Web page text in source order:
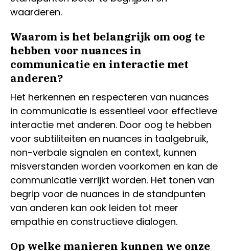
waarderen.
Waarom is het belangrijk om oog te
hebben voor nuances in
communicatie en interactie met
anderen?
Het herkennen en respecteren van nuances
in communicatie is essentieel voor effectieve
interactie met anderen. Door oog te hebben
voor subtiliteiten en nuances in taalgebruik,
non-verbale signalen en context, kunnen
misverstanden worden voorkomen en kan de
communicatie verrijkt worden. Het tonen van
begrip voor de nuances in de standpunten
van anderen kan ook leiden tot meer
empathie en constructieve dialogen.
Op welke manieren kunnen we onze